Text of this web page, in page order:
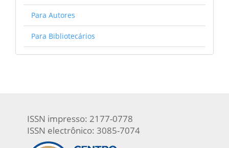
Para Autores
Para Bibliotecários
ISSN impresso: 2177-0778
ISSN electrônico: 3085-7074